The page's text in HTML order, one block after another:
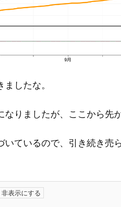
したな。
りましたが、ここから先
いているので、引き続き売